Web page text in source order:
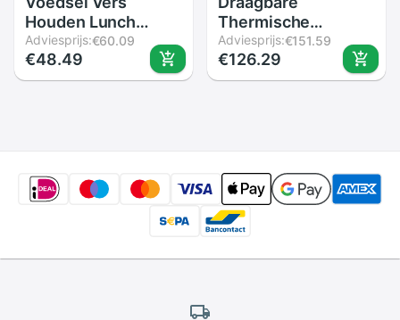
Houden Lunch
Koeltas Thermische
Geïsoleerde
Waterdichte Reizen
Adviesprijs:€60.09
€48.49
Thermische
Geïsoleerde Lunch
Box Tote Koeler
Handtas Bento
Adviesprijs:€151.59
€126.29